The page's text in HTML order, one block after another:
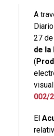
A
27
de la
(
002/
El